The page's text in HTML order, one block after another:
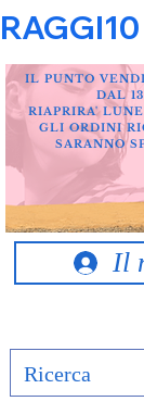
Il
IL PUNTO
DAL
RIAPRIRA'
GLI ORDINI
SARANNO